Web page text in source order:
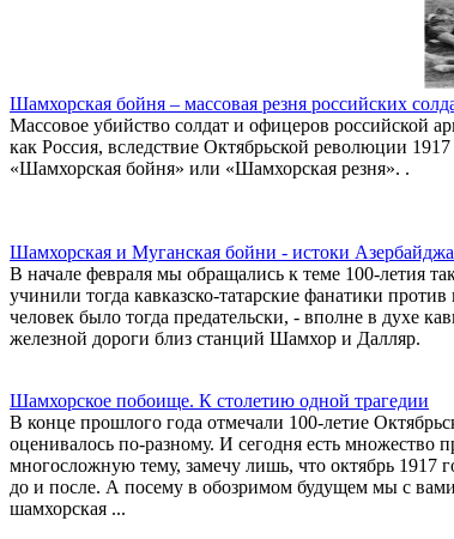
Шамхорская бойня – массовая резня российских
Массовое убийство солдат и офицеров российской
как Россия, вследствие Октябрьской революции
«Шамхорская бойня» или «Шамхорская резня». .
Шамхорская и Муганская бойни - истоки
В начале февраля мы обращались к теме 100-летия
учинили тогда кавказско-татарские фанатики
человек было тогда предательски, - вполне в духе
железной дороги близ станций Шамхор и Далляр.
Шамхорское побоище. К столетию одной трагедии
В конце прошлого года отмечали 100-летие
оценивалось по-разному. И сегодня есть множество
многосложную тему, замечу лишь, что октябрь 1917
до и после. А посему в обозримом будущем мы с
шамхорская ...